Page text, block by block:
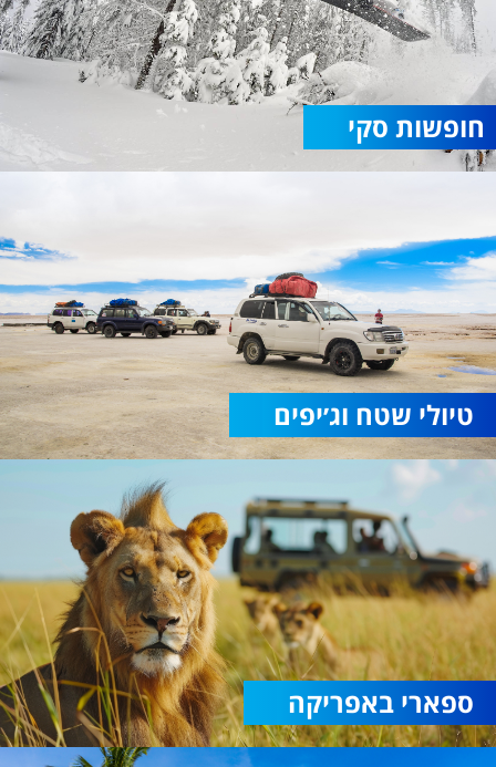
חופשות סקי
טיולי שטח וג׳יפים
ספארי באפריקה